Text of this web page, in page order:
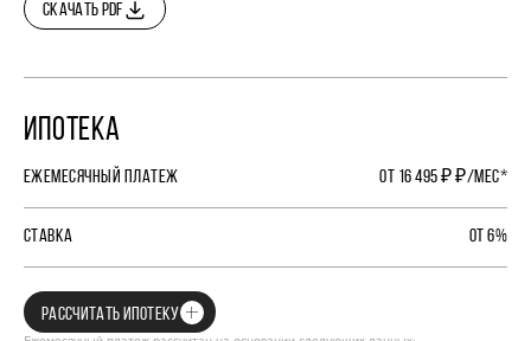
СКАЧАТЬ PDF
ИПОТЕКА
ЕЖЕМЕСЯЧНЫЙ ПЛАТЕЖ ОТ 16 495 ₽ ₽/МЕС*
СТАВКА ОТ 6%
РАССЧИТАТЬ ИПОТЕКУ